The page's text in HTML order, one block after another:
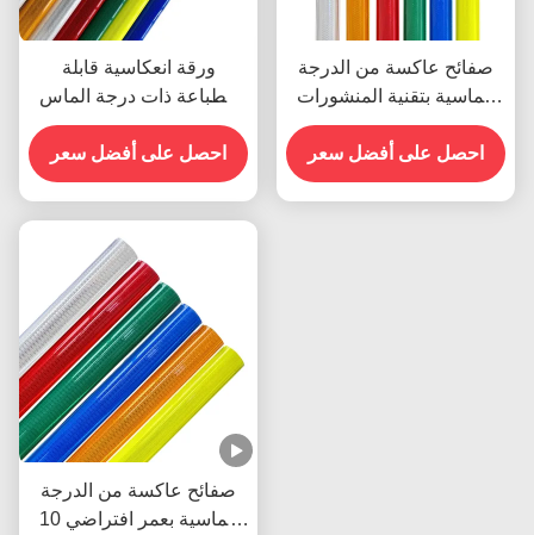
ورقة انعكاسية قابلة
للطباعة ذات درجة الماس
مع انعكاسية عالية وهيكل
ميكرو بريزمي للسلامة على
الطرق
احصل على أفضل سعر
صفائح عاكسة من الدرجة
الماسية بتقنية المنشورات
الدقيقة لعمر خدمة 10
سنوات
احصل على أفضل سعر
صفائح عاكسة من الدرجة
الماسية بعمر افتراضي 10